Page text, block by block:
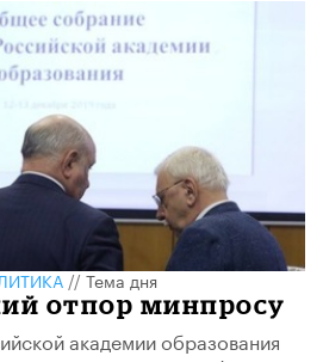
//Тема дня
отпор минпросу
академии образования